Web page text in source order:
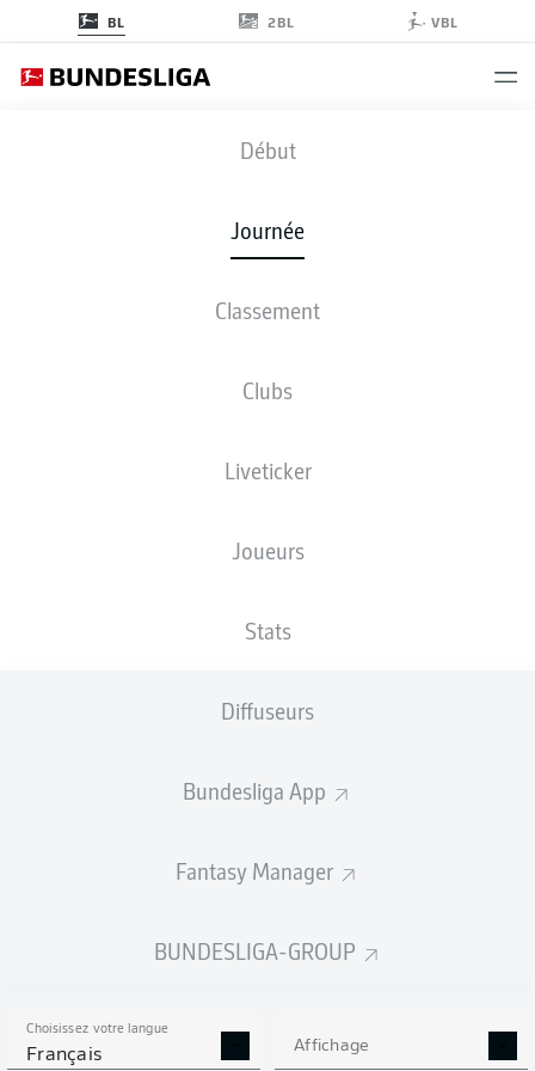
BL 2BL VBL
Début
Journée
Classement
Clubs
Liveticker
Joueurs
Stats
Diffuseurs
Bundesliga App
Fantasy Manager
BUNDESLIGA-GROUP
Choisissez votre langue
Français Affichage
FCB - SVW
COMPOSITIONS STATISTIQUES
0